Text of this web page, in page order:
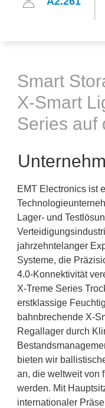
Smart
X-Smart
Series auf
EMT Electronics ist
Lager- und
jahrzehntelanger
Systeme, die
4.0-Konnektivität
X-Treme Series
erstklassige
bahnbrechende X-
Regallager durch
bieten wir
an, die weltweit von
werden. Mit
internationaler